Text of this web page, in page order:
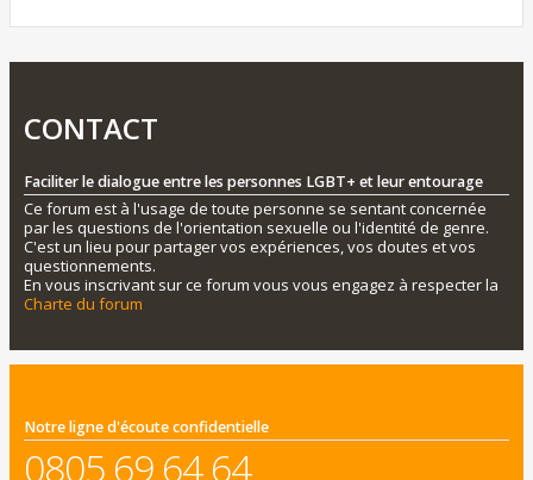
CONTACT
Faciliter le dialogue entre les personnes LGBT+ et leur entourage
Ce forum est à l'usage de toute personne se sentant concernée
par les questions de l'orientation sexuelle ou l'identité de genre.
C'est un lieu pour partager vos expériences, vos doutes et vos
questionnements.
En vous inscrivant sur ce forum vous vous engagez à respecter la
Charte du forum
Notre ligne d'écoute confidentielle
0805 69 64 64